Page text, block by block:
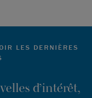
LES DERNIÈRES
d’intérêt,